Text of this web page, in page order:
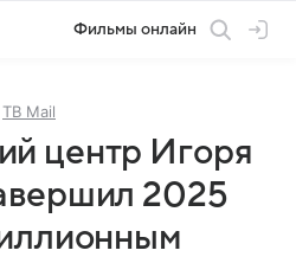
Фильмы онлайн
ТВ Mail
центр Игоря
2025